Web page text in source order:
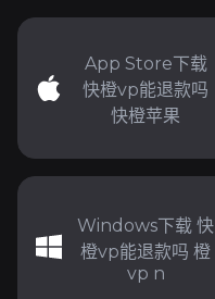
App Store下载
快橙vp能退款吗
快橙苹果
Windows下载 快
橙vp能退款吗 橙
vp n